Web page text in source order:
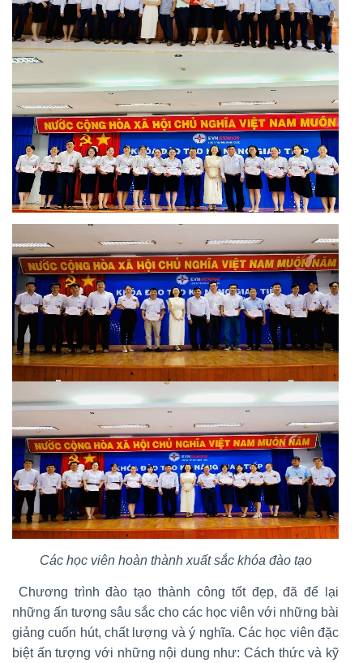
Các học viên hoàn thành xuất sắc khóa đào tạo
Chương trình đào tạo thành công tốt đẹp, đã để lại
những ấn tượng sâu sắc cho các học viên với những bài
giảng cuốn hút, chất lượng và ý nghĩa. Các học viên đặc
biệt ấn tượng với những nội dung như: Cách thức và kỹ